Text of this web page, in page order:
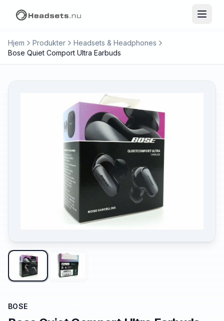
Hjem Produkter
Headsets & Headphones
Bose Quiet Comport Ultra Earbuds
BOSE